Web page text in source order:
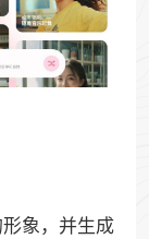
象，并生成